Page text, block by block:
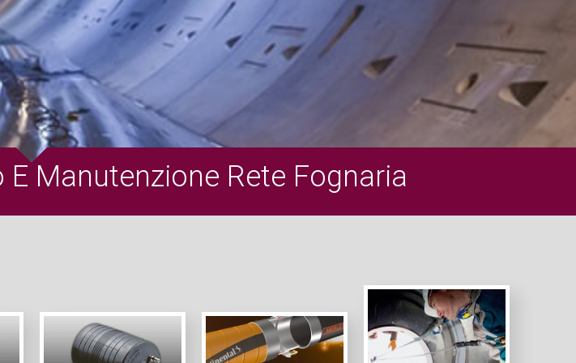
Manutenzione Rete Fognaria